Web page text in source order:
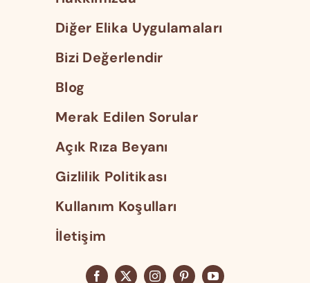
Diğer Elika Uygulamaları
Bizi Değerlendir
Blog
Merak Edilen Sorular
Açık Rıza Beyanı
Gizlilik Politikası
Kullanım Koşulları
İletişim